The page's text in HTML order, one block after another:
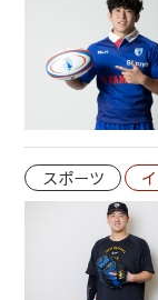
スポーツ